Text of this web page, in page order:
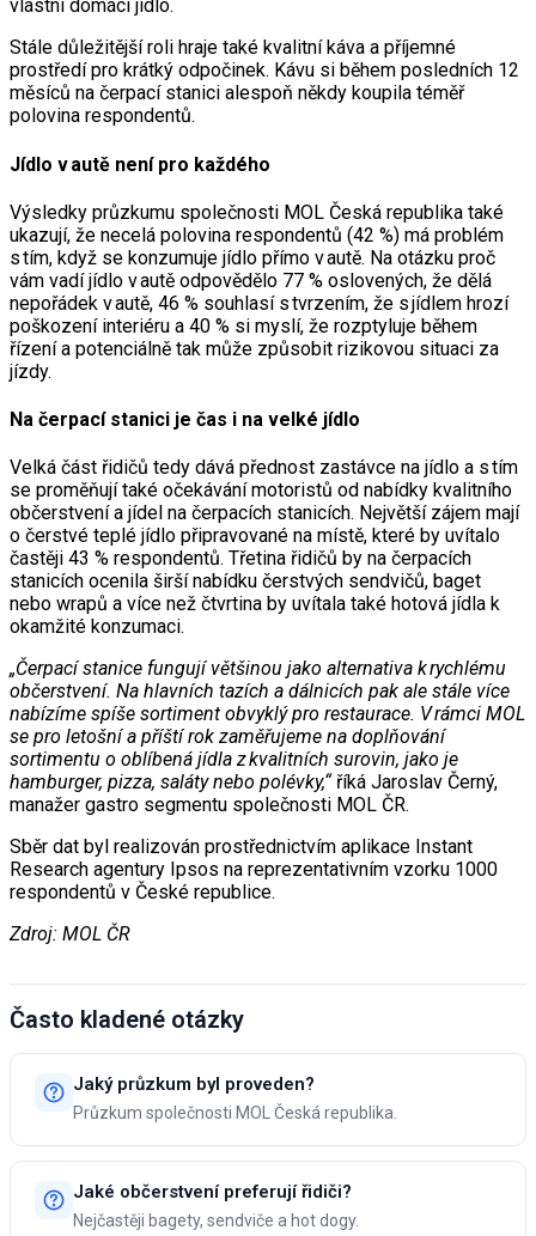
vlastní domácí jídlo.
Stále důležitější roli hraje také kvalitní káva a příjemné
prostředí pro krátký odpočinek. Kávu si během posledních 12
měsíců na čerpací stanici alespoň někdy koupila téměř
polovina respondentů.
Jídlo v autě není pro každého
Výsledky průzkumu společnosti MOL Česká republika také
ukazují, že necelá polovina respondentů (42 %) má problém
s tím, když se konzumuje jídlo přímo v autě. Na otázku proč
vám vadí jídlo v autě odpovědělo 77 % oslovených, že dělá
nepořádek v autě, 46 % souhlasí s tvrzením, že s jídlem hrozí
poškození interiéru a 40 % si myslí, že rozptyluje během
řízení a potenciálně tak může způsobit rizikovou situaci za
jízdy.
Na čerpací stanici je čas i na velké jídlo
Velká část řidičů tedy dává přednost zastávce na jídlo a s tím
se proměňují také očekávání motoristů od nabídky kvalitního
občerstvení a jídel na čerpacích stanicích. Největší zájem mají
o čerstvé teplé jídlo připravované na místě, které by uvítalo
častěji 43 % respondentů. Třetina řidičů by na čerpacích
stanicích ocenila širší nabídku čerstvých sendvičů, baget
nebo wrapů a více než čtvrtina by uvítala také hotová jídla k
okamžité konzumaci.
„Čerpací stanice fungují většinou jako alternativa k rychlému
občerstvení. Na hlavních tazích a dálnicích pak ale stále více
nabízíme spíše sortiment obvyklý pro restaurace. V rámci MOL
se pro letošní a příští rok zaměřujeme na doplňování
sortimentu o oblíbená jídla z kvalitních surovin, jako je
hamburger, pizza, saláty nebo polévky,“ říká Jaroslav Černý,
manažer gastro segmentu společnosti MOL ČR.
Sběr dat byl realizován prostřednictvím aplikace Instant
Research agentury Ipsos na reprezentativním vzorku 1000
respondentů v České republice.
Zdroj: MOL ČR
Často kladené otázky
Jaký průzkum byl proveden?
Průzkum společnosti MOL Česká republika.
Jaké občerstvení preferují řidiči?
Nejčastěji bagety, sendviče a hot dogy.